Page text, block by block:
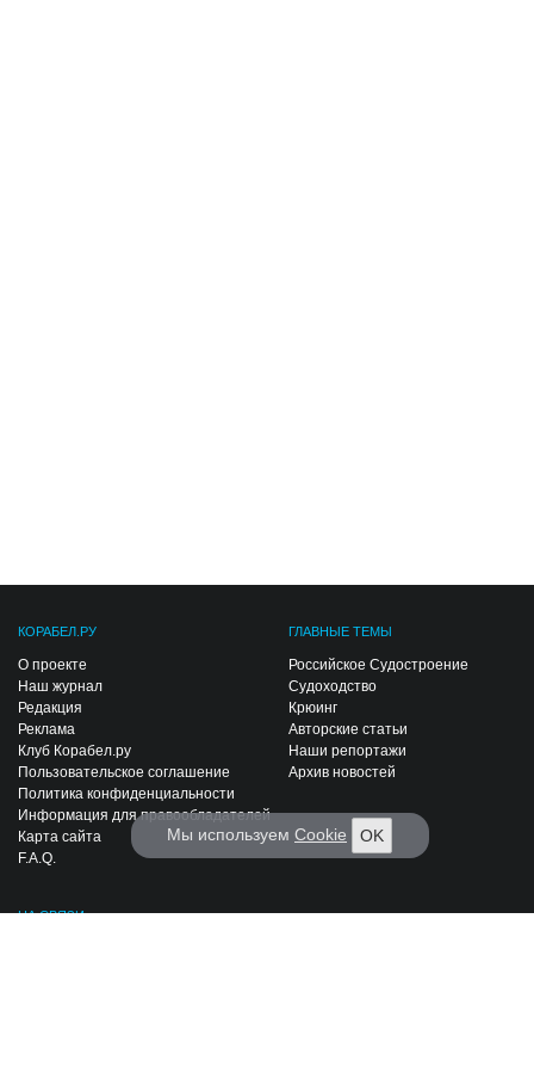
КОРАБЕЛ.РУ
О проекте
Наш журнал
Редакция
Реклама
Клуб Корабел.ру
Пользовательское соглашение
Политика конфиденциальности
Информация для правообладателей
Карта сайта
F.A.Q.
ГЛАВНЫЕ ТЕМЫ
Российское Судостроение
Судоходство
Крюинг
Авторские статьи
Наши репортажи
Архив новостей
НА СВЯЗИ
Мы используем Cookie OK